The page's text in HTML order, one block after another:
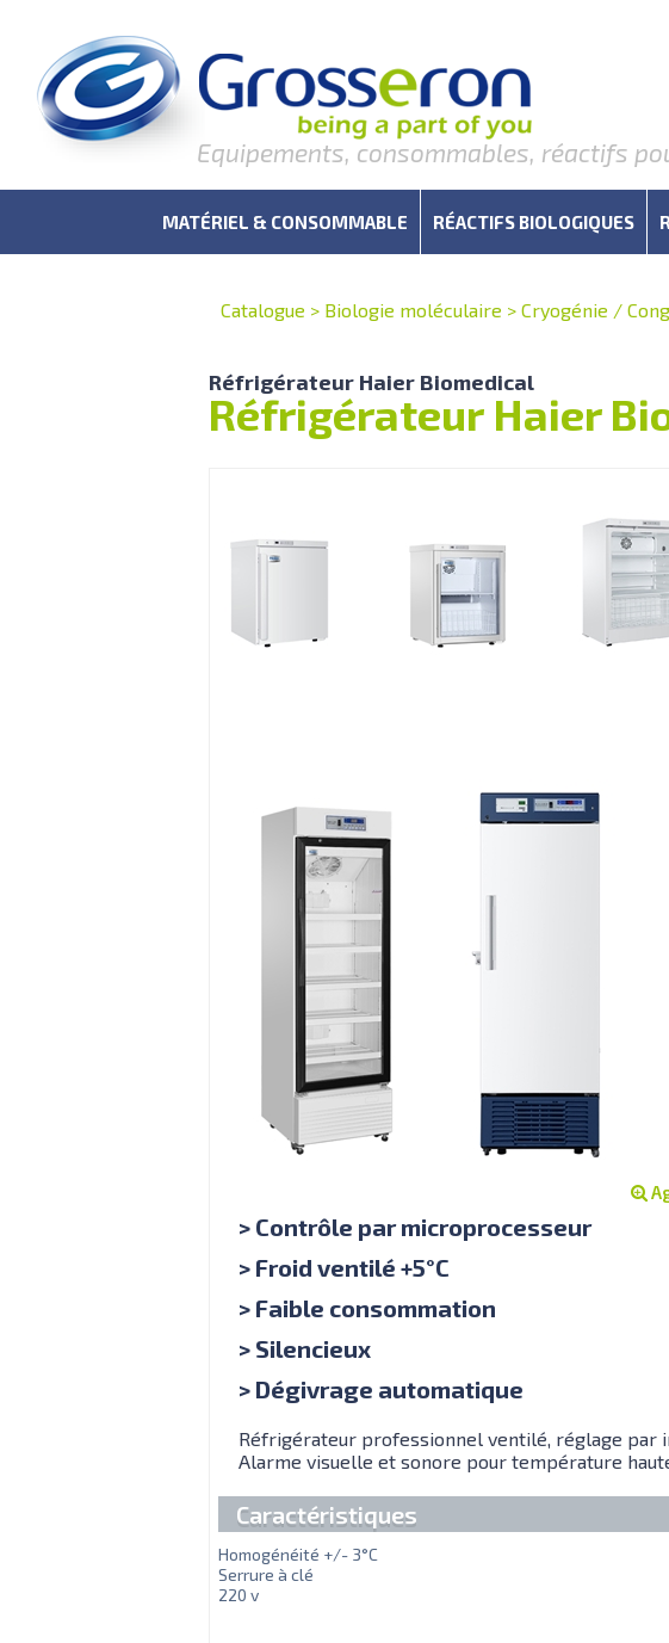
Equipements, consommables, réactifs
MATÉRIEL & CONSOMMABLE RÉACTIFS BIOLOGIQUES
Catalogue > Biologie moléculaire > Cryogénie /
Réfrigérateur Haier Biomedical
Réfrigérateur Haier
> Contrôle par microprocesseur
> Froid ventilé +5°C
> Faible consommation
> Silencieux
> Dégivrage automatique
Réfrigérateur professionnel ventilé, réglage par
Alarme visuelle et sonore pour température
Caractéristiques
Homogénéité +/- 3°C
Serrure à clé
220 v